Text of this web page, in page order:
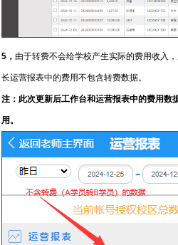
5， 由于转费不会给学校产生实际的费用收入
长运营报表中的费用不包含转费数据。
注：此次更新后工作台和运营报表中的费用数
用。